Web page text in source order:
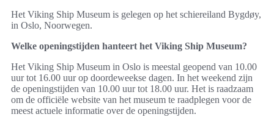
Het Viking Ship Museum is gelegen op het schiereiland Bygdøy,
in Oslo, Noorwegen.
Welke openingstijden hanteert het Viking Ship Museum?
Het Viking Ship Museum in Oslo is meestal geopend van 10.00
uur tot 16.00 uur op doordeweekse dagen. In het weekend zijn
de openingstijden van 10.00 uur tot 18.00 uur. Het is raadzaam
om de officiële website van het museum te raadplegen voor de
meest actuele informatie over de openingstijden.